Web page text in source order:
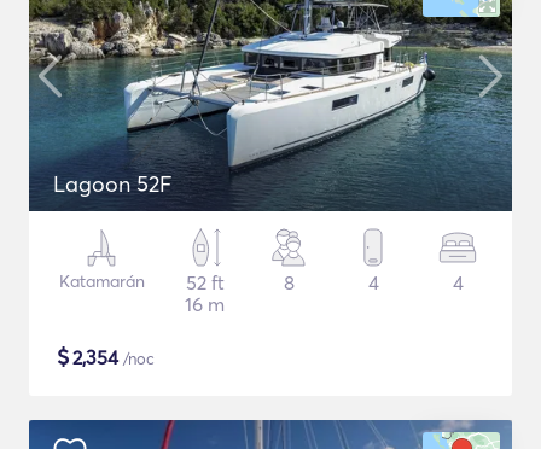
Lagoon 52F
Katamarán
52 ft
16 m
8 4 4
$2,354/noc